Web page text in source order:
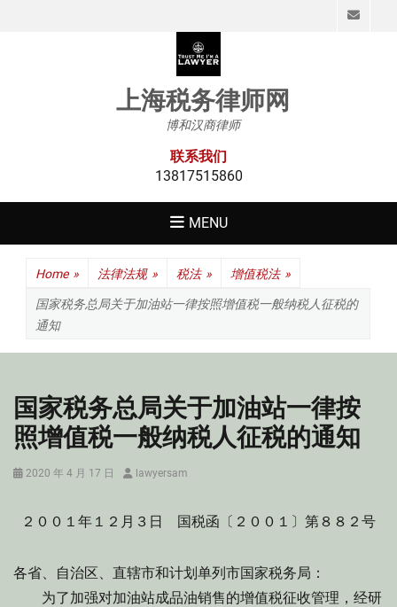
上海税务律师网
博和汉商律师
联系我们
13817515860
MENU
Home » 法律法规 » 税法 » 增值税法 »
国家税务总局关于加油站一律按照增值税一般纳税人征税的
通知
国家税务总局关于加油站一律按
照增值税一般纳税人征税的通知
Posted
2020 年 4 月 17 日 Authorlawyersam
２００１年１２月３日 国税函〔２００１〕第８８２号
各省、自治区、直辖市和计划单列市国家税务局：
为了加强对加油站成品油销售的增值税征收管理，经研